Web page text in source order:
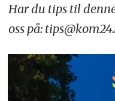
Har du tips til
oss på: